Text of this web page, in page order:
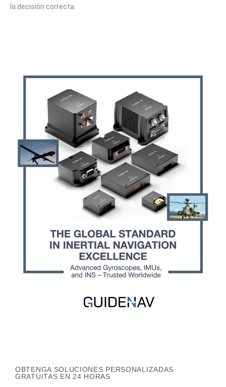
la decisión correcta.
OBTENGA SOLUCIONES PERSONALIZADAS
GRATUITAS EN 24 HORAS